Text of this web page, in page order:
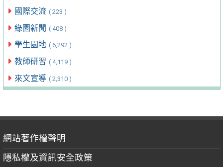
國際交流 ( 223 )
綠園新聞 ( 408 )
學生園地 ( 6,292 )
教師研習 ( 4,119 )
來文宣導 ( 2,310 )
網站著作權聲明
隱私權及資訊安全政策